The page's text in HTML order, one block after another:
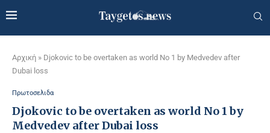
Αρχική » Djokovic to be overtaken as world No 1 by Medvedev after
Dubai loss
Πρωτοσελιδα
Djokovic to be overtaken as world No 1 by
Medvedev after Dubai loss